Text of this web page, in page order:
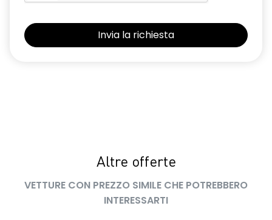
Altre offerte
VETTURE CON PREZZO SIMILE CHE POTREBBERO
INTERESSARTI